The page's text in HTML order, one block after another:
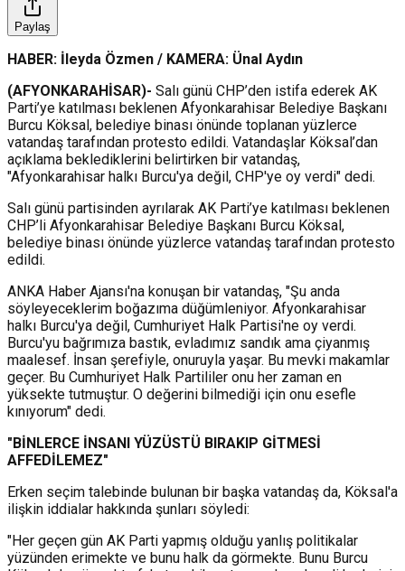
Paylaş
HABER: İleyda Özmen / KAMERA: Ünal Aydın
(AFYONKARAHİSAR)- Salı günü CHP’den istifa ederek AK
Parti’ye katılması beklenen Afyonkarahisar Belediye Başkanı
Burcu Köksal, belediye binası önünde toplanan yüzlerce
vatandaş tarafından protesto edildi. Vatandaşlar Köksal’dan
açıklama beklediklerini belirtirken bir vatandaş,
"Afyonkarahisar halkı Burcu'ya değil, CHP'ye oy verdi" dedi.
Salı günü partisinden ayrılarak AK Parti’ye katılması beklenen
CHP’li Afyonkarahisar Belediye Başkanı Burcu Köksal,
belediye binası önünde yüzlerce vatandaş tarafından protesto
edildi.
ANKA Haber Ajansı'na konuşan bir vatandaş, "Şu anda
söyleyeceklerim boğazıma düğümleniyor. Afyonkarahisar
halkı Burcu'ya değil, Cumhuriyet Halk Partisi'ne oy verdi.
Burcu'yu bağrımıza bastık, evladımız sandık ama çiyanmış
maalesef. İnsan şerefiyle, onuruyla yaşar. Bu mevki makamlar
geçer. Bu Cumhuriyet Halk Partililer onu her zaman en
yüksekte tutmuştur. O değerini bilmediği için onu esefle
kınıyorum" dedi.
"BİNLERCE İNSANI YÜZÜSTÜ BIRAKIP GİTMESİ
AFFEDİLEMEZ"
Erken seçim talebinde bulunan bir başka vatandaş da, Köksal'a
ilişkin iddialar hakkında şunları söyledi:
"Her geçen gün AK Parti yapmış olduğu yanlış politikalar
yüzünden erimekte ve bunu halk da görmekte. Bunu Burcu